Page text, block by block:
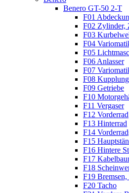
Benero GT-50 2-T
F01
F02 Zylinder,
F03
F04
F05
F06 Anlasser
F07
F08 Kupplung
F09 Getriebe
F10
F11 Vergaser
F12 Vorderrad
F13 Hinterrad
F14
F15
F16 Hintere
F17
F18
F19
F20 Tacho